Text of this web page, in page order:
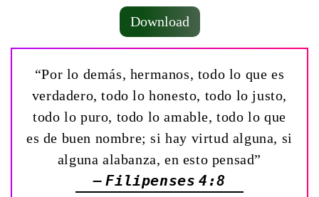
Download
“Por lo demás, hermanos, todo lo que es
verdadero, todo lo honesto, todo lo justo,
todo lo puro, todo lo amable, todo lo que
es de buen nombre; si hay virtud alguna, si
alguna alabanza, en esto pensad”
— Filipenses 4:8